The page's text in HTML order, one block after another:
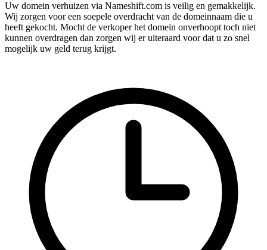
Uw domein verhuizen via Nameshift.com is veilig en gemakkelijk.
Wij zorgen voor een soepele overdracht van de domeinnaam die u
heeft gekocht. Mocht de verkoper het domein onverhoopt toch niet
kunnen overdragen dan zorgen wij er uiteraard voor dat u zo snel
mogelijk uw geld terug krijgt.